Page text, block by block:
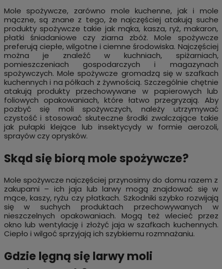
Mole spożywcze, zarówno mole kuchenne, jak i mole
mączne, są znane z tego, że najczęściej atakują suche
produkty spożywcze takie jak mąka, kasza, ryż, makaron,
płatki śniadaniowe czy ziarna zbóż. Mole spożywcze
preferują ciepłe, wilgotne i ciemne środowiska. Najczęściej
można je znaleźć w kuchniach, spiżarniach,
pomieszczeniach gospodarczych i magazynach
spożywczych. Mole spożywcze gromadzą się w szafkach
kuchennych i na półkach z żywnością. Szczególnie chętnie
atakują produkty przechowywane w papierowych lub
foliowych opakowaniach, które łatwo przegryzają. Aby
pozbyć się moli spożywczych, należy utrzymywać
czystość i stosować skuteczne środki zwalczające takie
jak pułapki klejące lub insektycydy w formie aerozoli,
sprayów czy oprysków.
Skąd się biorą mole spożywcze?
Mole spożywcze najczęściej przynosimy do domu razem z
zakupami – ich jaja lub larwy mogą znajdować się w
mące, kaszy, ryżu czy płatkach. Szkodniki szybko rozwijają
się w suchych produktach przechowywanych w
nieszczelnych opakowaniach. Mogą też wlecieć przez
okno lub wentylację i złożyć jaja w szafkach kuchennych.
Ciepło i wilgoć sprzyjają ich szybkiemu rozmnażaniu.
Gdzie lęgną się larwy moli